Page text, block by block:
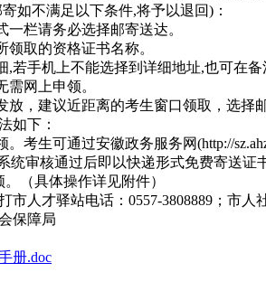
如不满足以下条件,将予以退回)：
一栏请务必选择邮寄送达。
领取的资格证书名称。
,若手机上不能选择到详细地址,也可在
需网上申领。
放，建议近距离的考生窗口领取，选择
如下：
考生可通过安徽政务服务网(http://
统审核通过后即以快递形式免费寄送证
。（具体操作详见附件）
市人才驿站电话：0557-3808889；市人
保障局
册.doc